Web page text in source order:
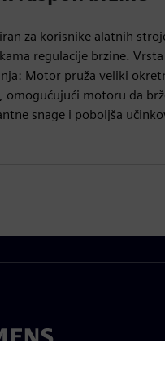
za korisnike alatnih
regulacije brzine.
Motor pruža veliki
omogućujući motoru da
snage i poboljša